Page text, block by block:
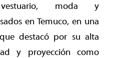
moda y
en Temuco, en una
destacó por su alta
y proyección como